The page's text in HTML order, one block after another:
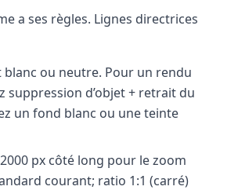
a ses règles. Lignes directrices
blanc ou neutre. Pour un rendu
suppression d’objet + retrait du
un fond blanc ou une teinte
px côté long pour le zoom
courant; ratio 1:1 (carré)